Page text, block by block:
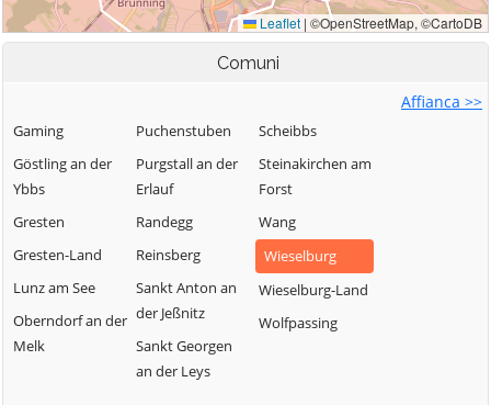
Comuni
Affianca >>
Gaming
Göstling an der
Ybbs
Gresten
Gresten-Land
Lunz am See
Oberndorf an der
Melk
Puchenstuben
Purgstall an der
Erlauf
Randegg
Reinsberg
Sankt Anton an
der Jeßnitz
Sankt Georgen
an der Leys
Scheibbs
Steinakirchen am
Forst
Wang
Wieselburg
Wieselburg-Land
Wolfpassing